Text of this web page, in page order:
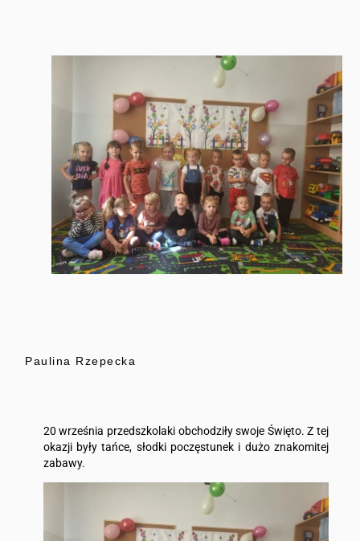
Paulina Rzepecka
20 września przedszkolaki obchodziły swoje Święto. Z tej
okazji były tańce, słodki poczęstunek i dużo znakomitej
zabawy.